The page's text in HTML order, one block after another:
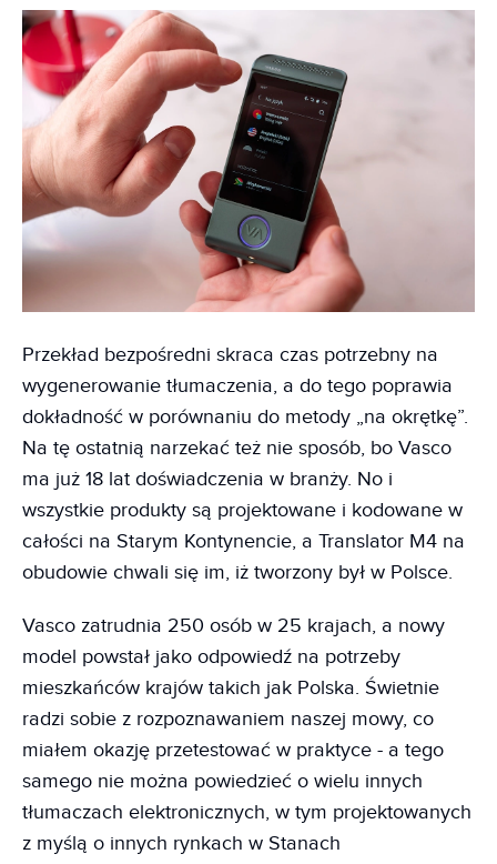
Przekład bezpośredni skraca czas potrzebny na
wygenerowanie tłumaczenia, a do tego poprawia
dokładność w porównaniu do metody „na okrętkę”.
Na tę ostatnią narzekać też nie sposób, bo Vasco
ma już 18 lat doświadczenia w branży. No i
wszystkie produkty są projektowane i kodowane w
całości na Starym Kontynencie, a Translator M4 na
obudowie chwali się im, iż tworzony był w Polsce.
Vasco zatrudnia 250 osób w 25 krajach, a nowy
model powstał jako odpowiedź na potrzeby
mieszkańców krajów takich jak Polska. Świetnie
radzi sobie z rozpoznawaniem naszej mowy, co
miałem okazję przetestować w praktyce - a tego
samego nie można powiedzieć o wielu innych
tłumaczach elektronicznych, w tym projektowanych
z myślą o innych rynkach w Stanach